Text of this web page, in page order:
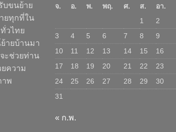
บขนย้าย
ยทุกที่ใน
วไทย
ายบ้านมา
ะช่วยท่าน
ความ
าพ
จ. อ. พ. พฤ. ศ. ส.
อา.
1
2
3
4 5 6 7 8
9
10
11 12 13 14 15
16
17
18 19 20 21 22
23
24
25 26 27 28 29
30
31
« ก.พ.